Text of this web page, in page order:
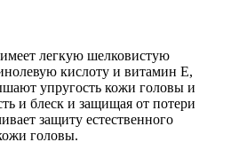
легкую шелковистую
кислоту и витамин Е,
упругость кожи головы и
и блеск и защищая от потери
защиту естественного
головы.